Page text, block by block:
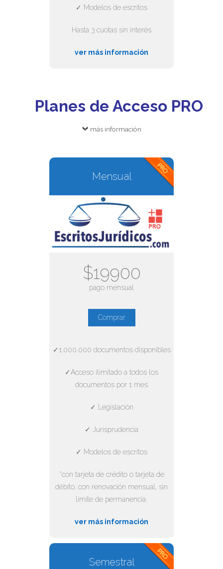
✓ Modelos de escritos
Hasta 3 cuotas sin interés
ver más información
Planes de Acceso PRO
más información
Mensual
$19900
pago mensual
Comprar
✓1.000.000 documentos disponibles
✓Acceso ilimitado a todos los
documentos por 1 mes
✓ Legislación
✓ Jurisprudencia
✓ Modelos de escritos
*con tarjeta de crédito o tarjeta de
débito, con renovación mensual, sin
límite de permanencia.
ver más información
Semestral